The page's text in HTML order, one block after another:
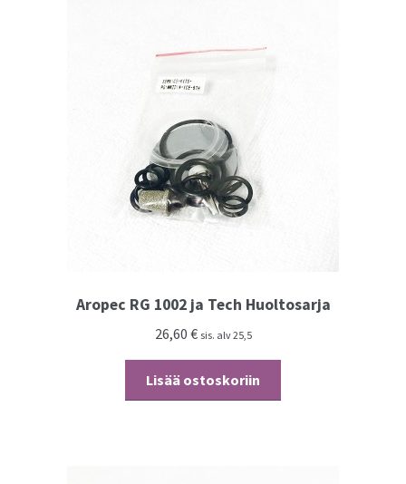
Aropec RG 1002 ja Tech Huoltosarja
26,60 € sis. alv 25,5
Lisää ostoskoriin